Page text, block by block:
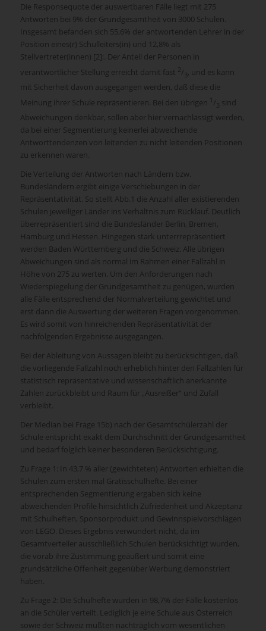
Die Responsequote der auswertbaren Fälle liegt mit 275
Antworten bei 9% der Grundgesamtheit von 3000 Schulen.
Insgesamt befanden sich 55,6% der antwortenden Lehrer in der
Position eines(r) Schulleiters(in) und 12,8% als
Stellvertreter(innen) [2]:. Der Anteil der Personen in
verantwortlicher Stellung erreicht damit fast 2/ 3 , und es kann
mit Sicherheit davon ausgegangen werden, daß diese die
Meinung ihrer Schule repräsentieren. Bei den übrigen 1 / 3 sind
Abweichungen denkbar, sollen aber hier vernachlässigt werden,
da bei einer Segmentierung keinerlei abweichende
Antworttendenzen von leitenden zu nicht leitenden Positionen
zu erkennen waren.
Die Verteilung der Antworten nach Ländern bzw.
Bundesländern ergibt einige Verschiebungen in der
Repräsentativität. So stellt Abb.1 die Anzahl aller existierenden
Schulen jeweiliger Länder ins Verhältnis zum Rücklauf. Deutlich
überrepräsentiert sind die Bundesländer Berlin, Bremen,
Hamburg und Hessen. Hingegen stark unterrrepräsentiert
werden Baden Württemberg und die Schweiz. Alle übrigen
Abweichungen sind als normal im Rahmen einer Fallzahl in
Höhe von 275 zu werten. Um den Anforderungen nach
Wiederspiegelung der Grundgesamtheit zu genügen, wurden
alle Fälle entsprechend der Normalverteilung gewichtet und
erst dann die Auswertung der weiteren Fragen vorgenommen.
Es wird somit von hinreichenden Repräsentativität der
nachfolgenden Ergebnisse ausgegangen.
Bei der Ableitung von Aussagen bleibt zu berücksichtigen, daß
die vorliegende Fallzahl noch erheblich hinter den Fallzahlen für
statistisch repräsentative und wissenschaftlich anerkannte
Zahlen zurückbleibt und Raum für „Ausreißer“ und Zufall
verbleibt.
Der Median bei Frage 15b) nach der Gesamtschülerzahl der
Schule entspricht exakt dem Durchschnitt der Grundgesamtheit
und bedarf folglich keiner besonderen Berücksichtigung.
Zu Frage 1: In 43,7 % aller (gewichteten) Antworten erhielten die
Schulen zum ersten mal Gratisschulhefte. Bei einer
entsprechenden Segmentierung ergaben sich keine
abweichenden Profile hinsichtlich Zufriedenheit und Akzeptanz
mit Schulheften, Sponsorprodukt und Gewinnspielvorschlägen
von LEGO. Dieses Ergebnis verwundert nicht, da im
Gesamtverteiler ausschließlich Schulen berücksichtigt wurden,
die vorab ihre Zustimmung geäußert und somit eine
grundsätzliche Offenheit gegenüber Werbung demonstriert
haben.
Zu Frage 2: Die Schulhefte wurden in 98,7% der Fälle kostenlos
an die Schüler verteilt. Lediglich je eine Schule aus Österreich
sowie der Schweiz mußten nachträglich vom wesentlichen